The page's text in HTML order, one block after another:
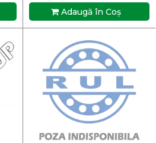
Adaugă în Coş